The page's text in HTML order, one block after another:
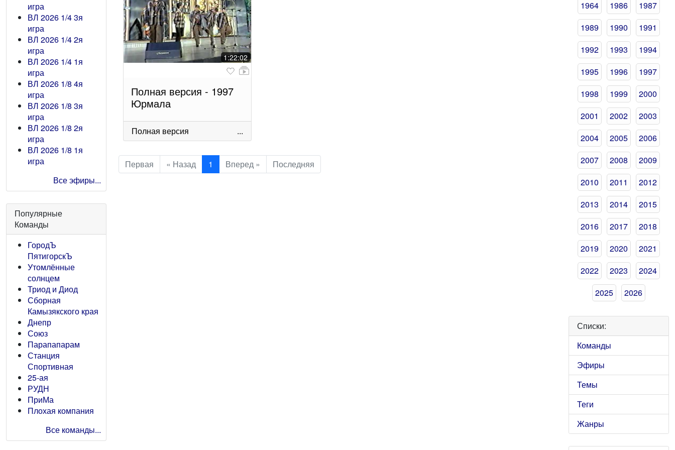
игра
ВЛ 2026 1/4 3я
игра
ВЛ 2026 1/4 2я
игра
ВЛ 2026 1/4 1я
игра
ВЛ 2026 1/8 4я
игра
ВЛ 2026 1/8 3я
игра
ВЛ 2026 1/8 2я
игра
ВЛ 2026 1/8 1я
игра
Все эфиры...
Популярные
Команды
ГородЪ
ПятигорскЪ
Утомлённые
солнцем
Триод и Диод
Сборная
Камызякского края
Днепр
Союз
Парапапарам
Станция
Спортивная
25-ая
РУДН
ПриМа
Плохая компания
Все команды...
1:22:02
Полная версия - 1997
Юрмала
Полная версия ...
Первая « Назад 1 Вперед » Последняя
1964 1986
1987
1989
1990
1991
1992
1993
1994
1995
1996
1997
1998
1999
2000
2001
2002
2003
2004
2005
2006
2007
2008
2009
2010
2011
2012
2013
2014
2015
2016
2017
2018
2019
2020
2021
2022
2023
2024
2025
2026
Списки:
Команды
Эфиры
Темы
Теги
Жанры